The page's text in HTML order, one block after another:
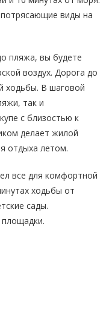
виды на
пляжа, вы будете
воздух. Дорога до
ходьбы. В шаговой
так и
с близостью к
делает жилой
отдыха летом.
все для комфортной
ходьбы от
сады.